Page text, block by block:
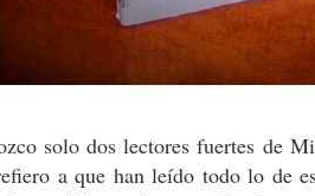
solo dos lectores fuertes de
a que han leído todo lo de